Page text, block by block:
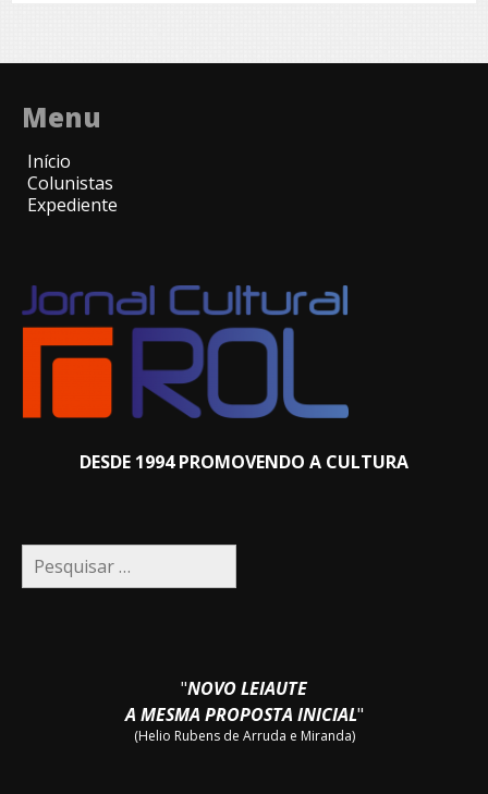
Menu
Início
Colunistas
Expediente
DESDE 1994 PROMOVENDO A CULTURA
Pesquisar
por:
"NOVO LEIAUTE
A MESMA PROPOSTA INICIAL"
(Helio Rubens de Arruda e Miranda)